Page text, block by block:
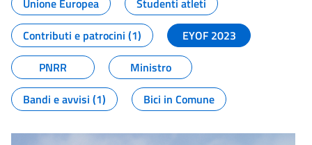
Unione Europea
Studenti atleti
Contributi e patrocini (1)
EYOF 2023
PNRR
Ministro
Bandi e avvisi (1)
Bici in Comune